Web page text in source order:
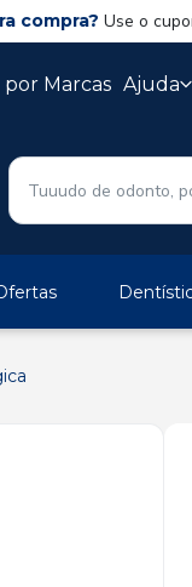
compra? Use o
Marcas Ajuda